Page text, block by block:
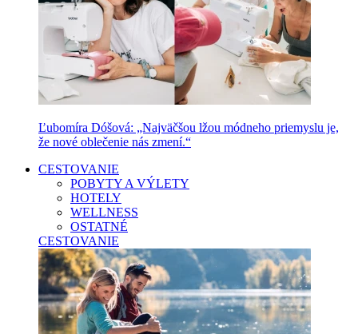
Ľubomíra Dóšová: „Najväčšou lžou módneho priemyslu je,
že nové oblečenie nás zmení.“
CESTOVANIE
POBYTY A VÝLETY
HOTELY
WELLNESS
OSTATNÉ
CESTOVANIE